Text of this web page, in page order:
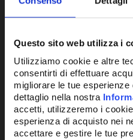
Questo sito web utilizza i
Utilizziamo cookie e altre
consentirti di effettuare
migliorare le tue
dettaglio nella nostra
accetti, utilizzeremo i
esperienza di acquisto nei
accettare e gestire le tue
Potrebbe